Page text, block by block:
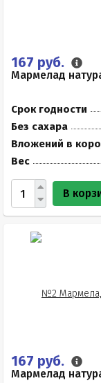
167 руб.
Мармелад
Срок годности
Без сахара
Вложений в
Вес
В
167 руб.
Мармелад